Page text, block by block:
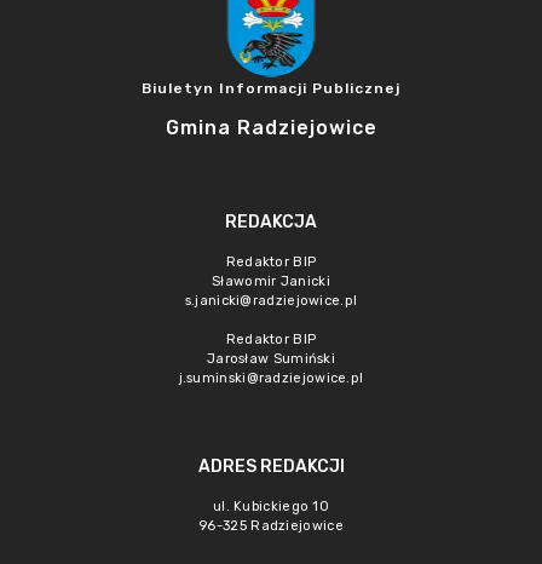
Biuletyn Informacji Publicznej
Gmina Radziejowice
REDAKCJA
Redaktor BIP
Sławomir Janicki
s.janicki@radziejowice.pl
Redaktor BIP
Jarosław Sumiński
j.suminski@radziejowice.pl
ADRES REDAKCJI
ul. Kubickiego 10
96-325 Radziejowice